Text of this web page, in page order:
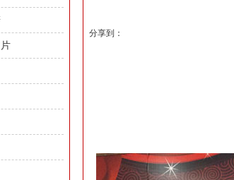
分享到：